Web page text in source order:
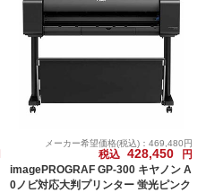
メーカー希望価格(税込)：469,480円
税込 428,450
円
imagePROGRAF GP-300 キヤノン A
0ノビ対応大判プリンター 蛍光ピンク